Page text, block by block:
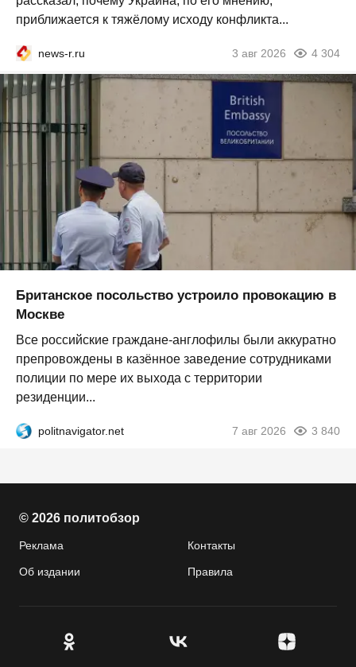
приближается к тяжёлому исходу конфликта...
news-r.ru 3 авг 2026 4 304
Британское посольство устроило провокацию в
Москве
Все российские граждане-англофилы были аккуратно
препровождены в казённое заведение сотрудниками
полиции по мере их выхода с территории
резиденции...
politnavigator.net 7 авг 2026 3 840
© 2026 политобзор
Реклама Контакты
Об издании Правила